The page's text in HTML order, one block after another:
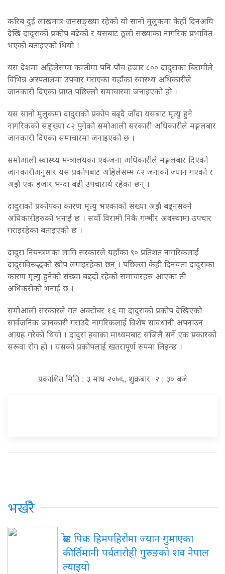
करिब दुई लाखमात्र जनसङ्ख्या रहेको यो सानो मुलुकमा केही दिनअघि
देखि दादुराको प्रकोप बढेको र यसबाट ठूलो संख्याका नागरिक प्रभावित
भएको बताइएको थियो ।
यस देशमा अहिलेसम्म कम्तीमा पनि पाँच हजार ८०० दादुराका बिरामीले
विभिन्न अस्पतालमा उपचार गराएका यहाँका स्वास्थ्य अधिकारीले
जानकारी दिएका प्राप्त पछिल्लो समाचारमा जनाइएको हो ।
यस सानो मुलुकमा दादुराको प्रकोप बढ्दै जाँदा यसबाट मृत्यु हुने
नागरिकको सङ्ख्या ८२ पुगेको समोआली सरकारी अधिकारीले मङ्गलबार
जानकारी दिएका समाचारमा जनाइएको छ ।
समोआली स्वास्थ्य मन्त्रालयका एकजना अधिकारीले मङ्गलबार दिएको
जानकारीअनुसार यस प्रकोपबाट अहिलेसम्म ८२ जनाको ज्यान गएको र
अझै एक हजार भन्दा बढी उपचारार्थ रहेका छन् ।
दादुराको प्रकोपका कारण मृत्यु भएकाको संख्या अझै बढ्नसक्ने
अधिकारीहरुको भनाई छ । सयौँ विरामी निकै गम्भीर अवस्थामा उपचार
गराइरहेका बताइएको छ ।
दादुरा नियन्त्रणका लागि सरकारले यहाँका ९० प्रतिशत नागरिकलाई
दादुराविरूद्धको खोप लगाइरहेका छन् । पछिल्ला केही दिनयता दादुराका
कारण मृत्यु हुनेको संख्या बढ्दो रहेको समाचारहरु आएका ती
अधिकरीको भनाई छ ।
समोआली सरकारले गत अक्टोबर १६ मा दादुराको प्रकोप देखिएको
सार्वजनिक जानकारी गराउदै नागरिकलाई विशेष सावधानी अपनाउन
आग्रह गरेको थियो । दादुरा हवाका माध्यमबाट सजिलै सर्ने एक प्रकारको
सरूवा रोग हो । यसको प्रकोपलाई खतरापूर्ण रुपमा लिइन्छ ।
प्रकाशित मिति : ३ माघ २०७६, शुक्रबार २ : ३० बजे
भर्खरै
ब्रोड पिक हिमपहिरोमा ज्यान गुमाएका
कीर्तिमानी पर्वतारोही गुरुङको शव नेपाल
ल्याइयो